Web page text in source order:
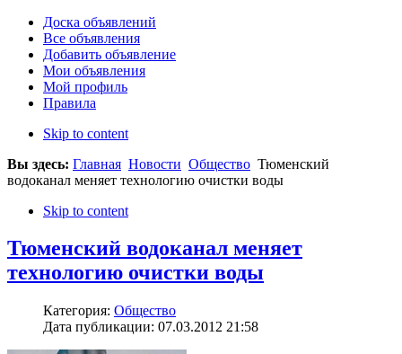
Доска объявлений
Все объявления
Добавить объявление
Мои объявления
Мой профиль
Правила
Skip to content
Вы здесь: Главная Новости Общество Тюменский
водоканал меняет технологию очистки воды
Skip to content
Тюменский водоканал меняет
технологию очистки воды
Категория: Общество
Дата публикации: 07.03.2012 21:58